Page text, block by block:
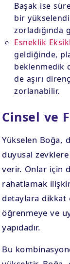
Başak ise
bir
zorladığında
Esneklik
geldiğinde,
beklenmedik
de aşırı
zorlanabilir.
Cinsel ve
Yükselen Boğa,
duyusal
verir. Onlar için
rahatlamak
detaylara dikkat
öğrenmeye ve
yapıdadır.
Bu